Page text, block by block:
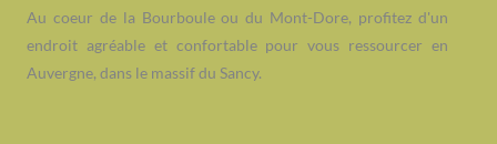
Au coeur de la Bourboule ou du Mont-Dore, profitez d'un
endroit agréable et confortable pour vous ressourcer en
Auvergne, dans le massif du Sancy.